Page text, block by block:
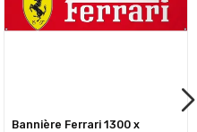
Bannière Ferrari 1300 x